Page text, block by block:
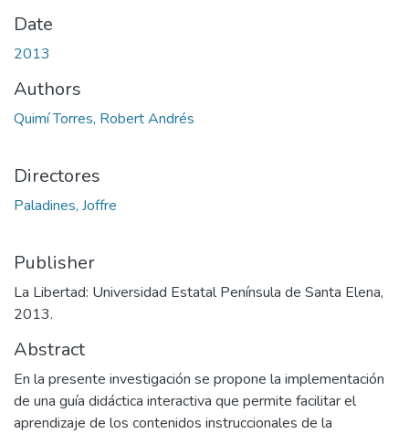
Date
2013
Authors
Quimí Torres, Robert Andrés
Directores
Paladines, Joffre
Publisher
La Libertad: Universidad Estatal Península de Santa Elena,
2013.
Abstract
En la presente investigación se propone la implementación
de una guía didáctica interactiva que permite facilitar el
aprendizaje de los contenidos instruccionales de la